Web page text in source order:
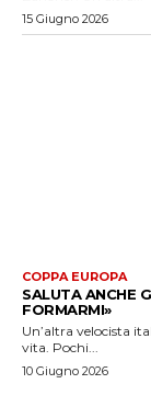
15 Giugno 2026
COPPA EUROPA
SALUTA ANCHE
FORMARMI»
Un’altra velocista
vita. Pochi...
10 Giugno 2026